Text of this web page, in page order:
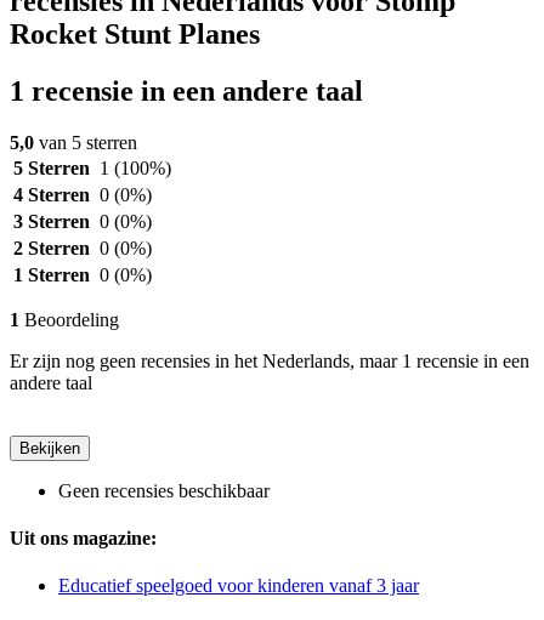
Rocket Stunt Planes
1 recensie in een andere taal
5,0 van 5 sterren
5 Sterren 1 (100%)
4 Sterren 0 (0%)
3 Sterren 0 (0%)
2 Sterren 0 (0%)
1 Sterren 0 (0%)
1 Beoordeling
Er zijn nog geen recensies in het Nederlands, maar 1 recensie in een
andere taal
Bekijken
Geen recensies beschikbaar
Uit ons magazine:
Educatief speelgoed voor kinderen vanaf 3 jaar